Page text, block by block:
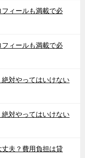
ィールも満載で必
ィールも満載で必
対やってはいけない
対やってはいけない
夫？費用負担は貸